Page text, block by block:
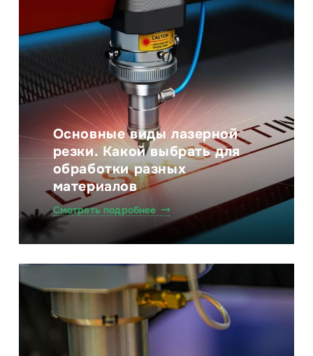
Основные виды лазерной
резки. Какой выбрать для
обработки разных
материалов
Смотреть подробнее